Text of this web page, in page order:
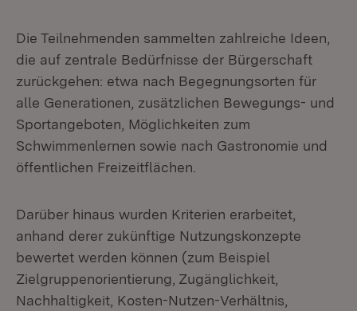
Die Teilnehmenden sammelten zahlreiche Ideen,
die auf zentrale Bedürfnisse der Bürgerschaft
zurückgehen: etwa nach Begegnungsorten für
alle Generationen, zusätzlichen Bewegungs- und
Sportangeboten, Möglichkeiten zum
Schwimmenlernen sowie nach Gastronomie und
öffentlichen Freizeitflächen.
Darüber hinaus wurden Kriterien erarbeitet,
anhand derer zukünftige Nutzungskonzepte
bewertet werden können (zum Beispiel
Zielgruppenorientierung, Zugänglichkeit,
Nachhaltigkeit, Kosten-Nutzen-Verhältnis,